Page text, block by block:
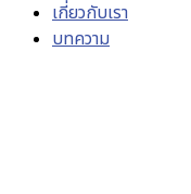
เกี่ยวกับเรา
บทความ